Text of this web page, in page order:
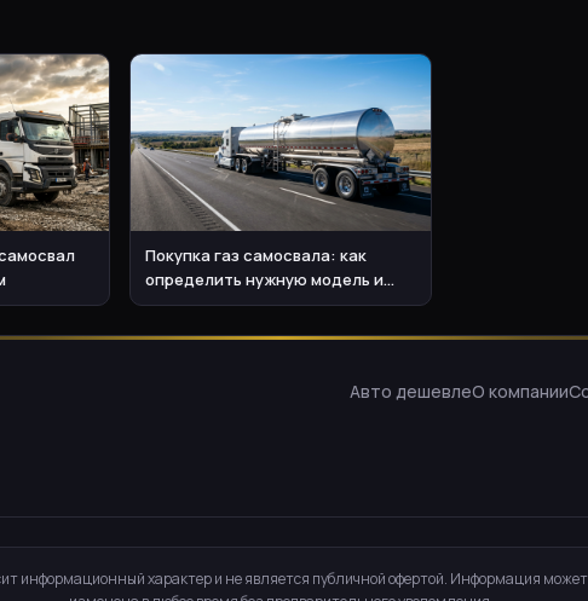
Покупка газ самосвала: как
определить нужную модель и
бюджет
Авто дешевлеО компании
информационный характер и не является публичной офертой. Информация